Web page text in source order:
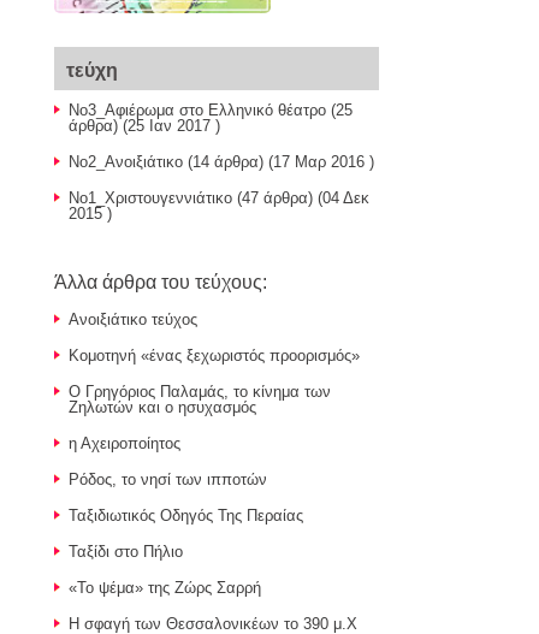
τεύχη
Νο3_Αφιέρωμα στο Ελληνικό θέατρο (25
άρθρα) (25 Ιαν 2017 )
Νο2_Ανοιξιάτικο (14 άρθρα) (17 Μαρ 2016 )
Νο1_Χριστουγεννιάτικο (47 άρθρα) (04 Δεκ
2015 )
Άλλα άρθρα του τεύχους:
Aνοιξιάτικο τεύχος
Κομοτηνή «ένας ξεχωριστός προορισμός»
Ο Γρηγόριος Παλαμάς, το κίνημα των
Ζηλωτών και ο ησυχασμός
η Αχειροποίητος
Ρόδος, το νησί των ιπποτών
Ταξιδιωτικός Οδηγός Της Περαίας
Ταξίδι στο Πήλιο
«Το ψέμα» της Ζώρς Σαρρή
Η σφαγή των Θεσσαλονικέων το 390 μ.Χ